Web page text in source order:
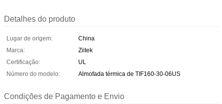
Detalhes do produto
Lugar de origem:
China
Marca:
Ziitek
Certificação:
UL
Número do modelo:
Almofada térmica de TIF160-30-06US
Condições de Pagamento e Envio